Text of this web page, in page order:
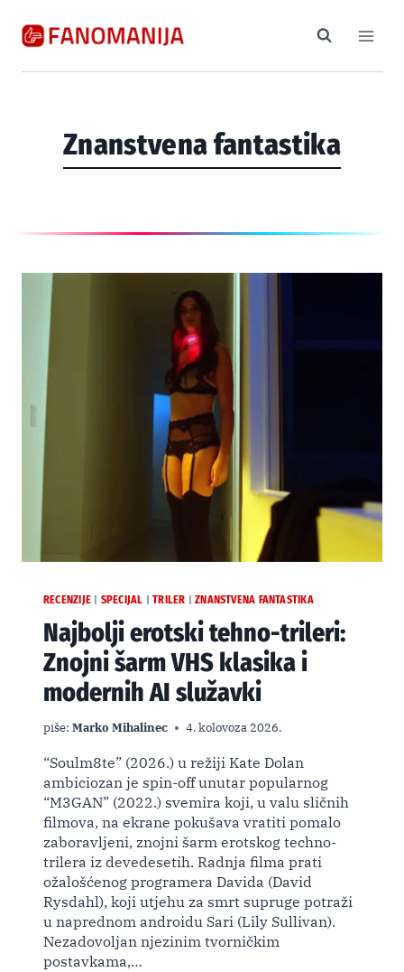
Znanstvena fantastika
RECENZIJE SPECIJAL |TRILER |ZNANSTVENA FANTASTIKA
Najbolji erotski tehno-trileri:
Znojni šarm VHS klasika i
modernih AI služavki
piše: Marko Mihalinec 4. kolovoza 2026.
“Soulm8te” (2026.) u režiji Kate Dolan
ambiciozan je spin-off unutar popularnog
“M3GAN” (2022.) svemira koji, u valu sličnih
filmova, na ekrane pokušava vratiti pomalo
zaboravljeni, znojni šarm erotskog techno-
trilera iz devedesetih. Radnja filma prati
ožalošćenog programera Davida (David
Rysdahl), koji utjehu za smrt supruge potraži
u naprednom androidu Sari (Lily Sullivan).
Nezadovoljan njezinim tvorničkim
postavkama,…